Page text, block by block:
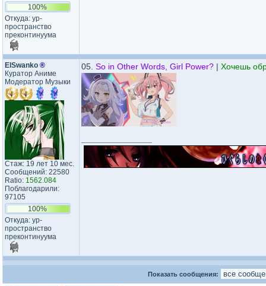
100%
Откуда: ур-
пространство
преконтинуума
ElSwanko ®
Куратор Аниме
Модератор Музыки
Стаж: 19 лет 10 мес.
Сообщений: 22580
Ratio: 1562.084
Поблагодарили:
97105
100%
Откуда: ур-
пространство
преконтинуума
05. So in Other Words, Girl Power? | Хочешь
Показать сообщения: